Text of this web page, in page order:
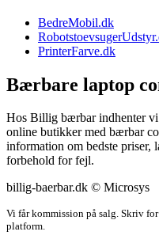
BedreMobil.dk
PrinterFarve.dk
Bærbare laptop
Hos Billig bærbar indhenter
online butikker med bærbar
information om bedste priser,
forbehold for fejl.
billig-baerbar.dk © Microsys
Vi får kommission på salg. Skriv
platform.